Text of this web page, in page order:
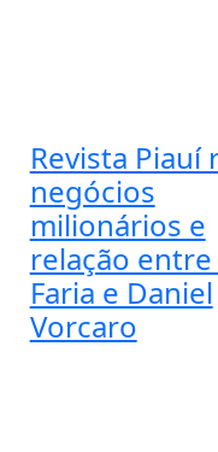
Revista Piauí
negócios
milionários e
relação entre
Faria e Daniel
Vorcaro